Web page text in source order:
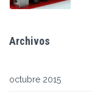
Archivos
octubre 2015